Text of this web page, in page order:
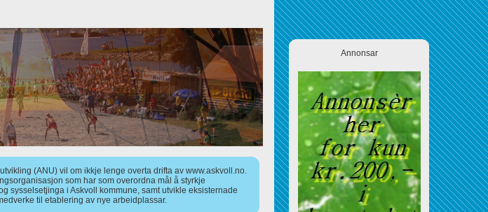
(ANU) vil om ikkje lenge overta drifta av www.askvoll.no.
som har som overordna mål å styrkje
sysselsetjinga i Askvoll kommune, samt utvikle eksisternade
til etablering av nye arbeidplassar.
Annonsar